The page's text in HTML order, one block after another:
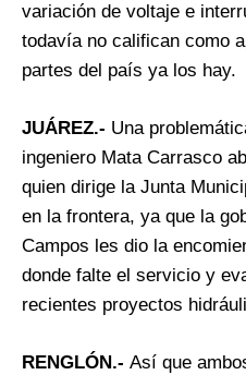
variación de voltaje e
todavía no califican como
partes del país ya los hay.
JUÁREZ.- Una
ingeniero Mata Carrasco
quien dirige la Junta
en la frontera, ya que la
Campos les dio la
donde falte el servicio y
recientes proyectos
RENGLÓN.- Así que